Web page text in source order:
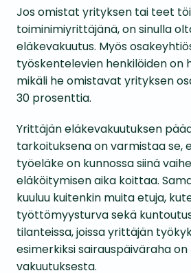
Jos omistat yrityksen tai teet
toiminimiyrittäjänä, on sinulla
eläkevakuutus. Myös
työskentelevien henkilöiden on
mikäli he omistavat yrityksen
30 prosenttia.
Yrittäjän eläkevakuutuksen
tarkoituksena on varmistaa se,
työeläke on kunnossa siinä
eläköitymisen aika koittaa.
kuuluu kuitenkin muita etuja,
työttömyysturva sekä
tilanteissa, joissa yrittäjän
esimerkiksi sairauspäiväraha on
vakuutuksesta.